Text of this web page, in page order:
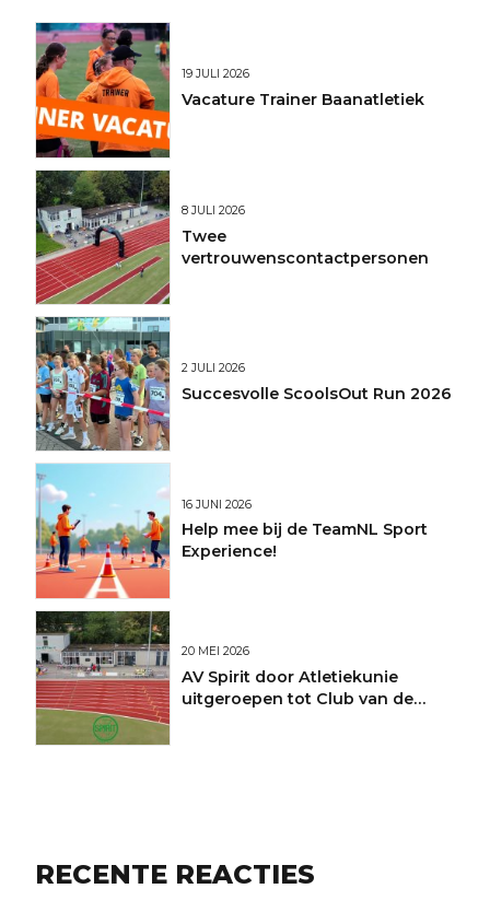
19 JULI 2026
Vacature Trainer Baanatletiek
8 JULI 2026
Twee
vertrouwenscontactpersonen
2 JULI 2026
Succesvolle ScoolsOut Run 2026
16 JUNI 2026
Help mee bij de TeamNL Sport
Experience!
20 MEI 2026
AV Spirit door Atletiekunie
uitgeroepen tot Club van de
RECENTE REACTIES